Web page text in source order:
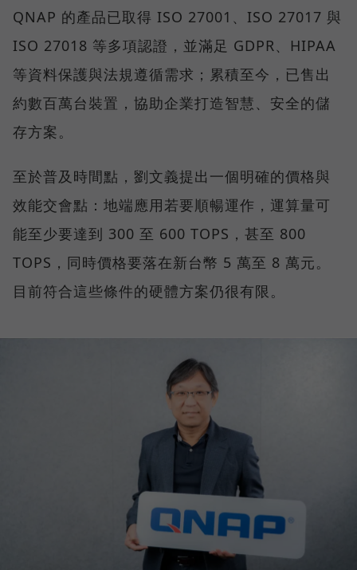
QNAP 的產品已取得 ISO 27001、ISO 27017 與
ISO 27018 等多項認證，並滿足 GDPR、HIPAA
等資料保護與法規遵循需求；累積至今，已售出
約數百萬台裝置，協助企業打造智慧、安全的儲
存方案。
至於普及時間點，劉文義提出一個明確的價格與
效能交會點：地端應用若要順暢運作，運算量可
能至少要達到 300 至 600 TOPS，甚至 800
TOPS，同時價格要落在新台幣 5 萬至 8 萬元。
目前符合這些條件的硬體方案仍很有限。